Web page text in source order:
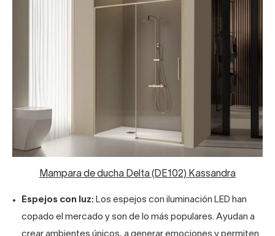
Mampara de ducha Delta (DE102) Kassandra
Espejos con luz: Los espejos con iluminación LED han
copado el mercado y son de lo más populares. Ayudan a
crear ambientes únicos, a generar emociones y permiten